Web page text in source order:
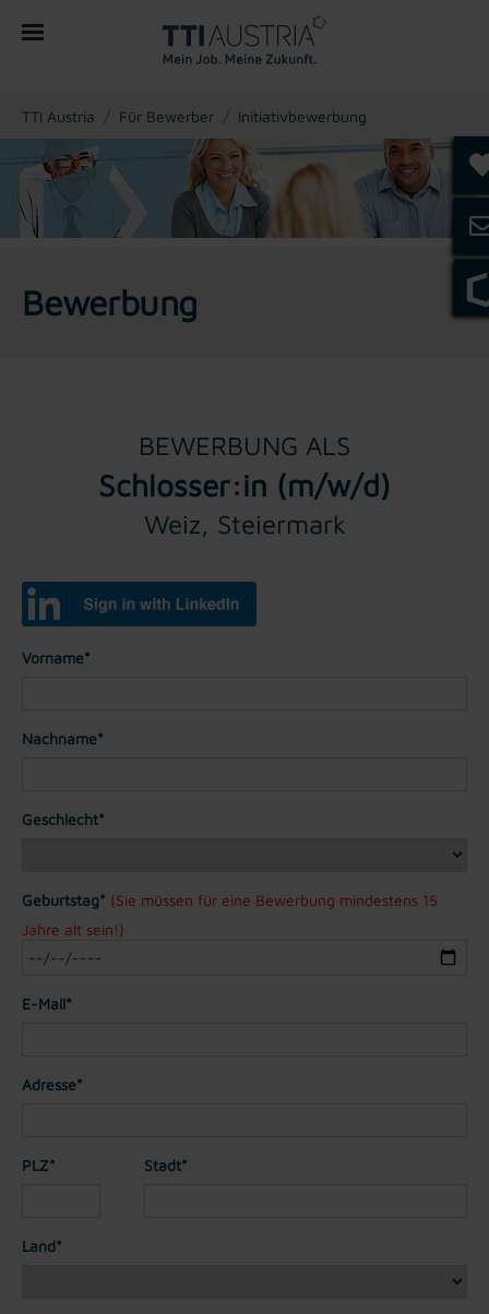
You are here:
TTI Austria Für Bewerber Initiativbewerbung
Bewerbung
BEWERBUNG ALS
Schlosser:in (m/w/d)
Weiz, Steiermark
Vorname*
Nachname*
Geschlecht*
Geburtstag* (Sie müssen für eine Bewerbung mindestens 15
Jahre alt sein!)
E-Mail*
Adresse*
PLZ* Stadt*
Land*